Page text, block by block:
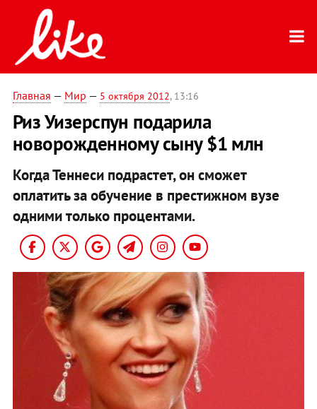
Главная — Мир — 5 октября 2012, 13:16
Риз Уизерспун подарила
новорожденному сыну $1 млн
Когда Теннеси подрастет, он сможет
оплатить за обучение в престижном вузе
одними только процентами.